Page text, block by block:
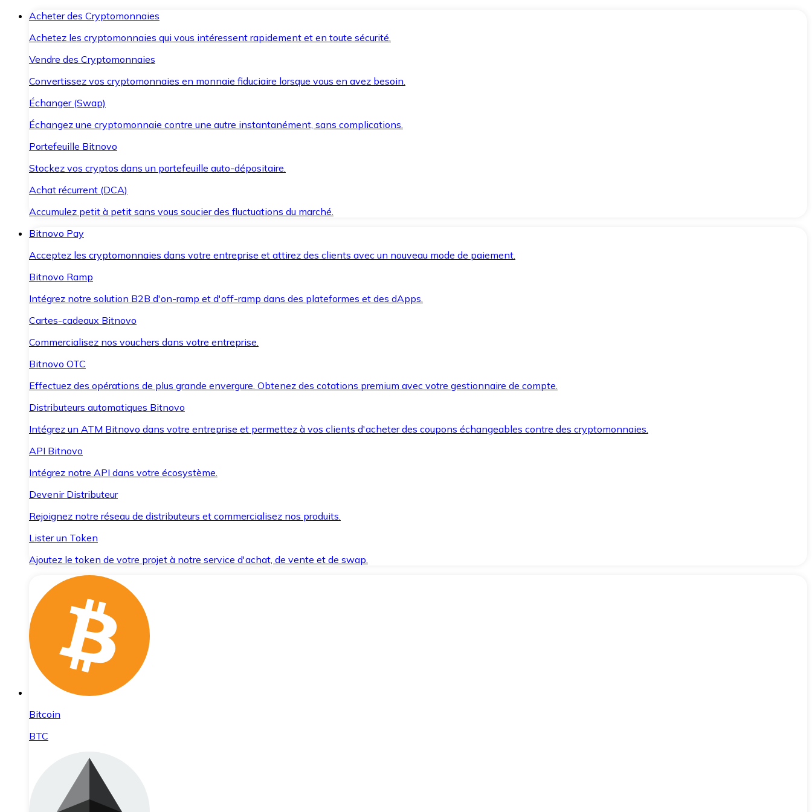
Acheter des Cryptomonnaies
Achetez les cryptomonnaies qui vous intéressent rapidement et en toute sécurité.
Vendre des Cryptomonnaies
Convertissez vos cryptomonnaies en monnaie fiduciaire lorsque vous en avez besoin.
Échanger (Swap)
Échangez une cryptomonnaie contre une autre instantanément, sans complications.
Portefeuille Bitnovo
Stockez vos cryptos dans un portefeuille auto-dépositaire.
Achat récurrent (DCA)
Accumulez petit à petit sans vous soucier des fluctuations du marché.
Bitnovo Pay
Acceptez les cryptomonnaies dans votre entreprise et attirez des clients avec un nouveau mode de paiement.
Bitnovo Ramp
Intégrez notre solution B2B d'on-ramp et d'off-ramp dans des plateformes et des dApps.
Cartes-cadeaux Bitnovo
Commercialisez nos vouchers dans votre entreprise.
Bitnovo OTC
Effectuez des opérations de plus grande envergure. Obtenez des cotations premium avec votre gestionnaire de compte.
Distributeurs automatiques Bitnovo
Intégrez un ATM Bitnovo dans votre entreprise et permettez à vos clients d'acheter des coupons échangeables contre des cryptomonnaies.
API Bitnovo
Intégrez notre API dans votre écosystème.
Devenir Distributeur
Rejoignez notre réseau de distributeurs et commercialisez nos produits.
Lister un Token
Ajoutez le token de votre projet à notre service d'achat, de vente et de swap.
Bitcoin
BTC